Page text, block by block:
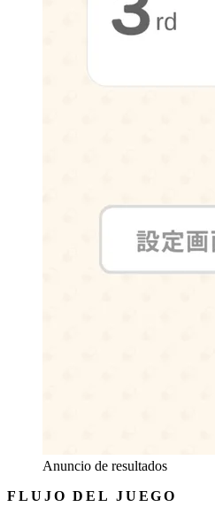
Anuncio de resultados
FLUJO DEL JUEGO